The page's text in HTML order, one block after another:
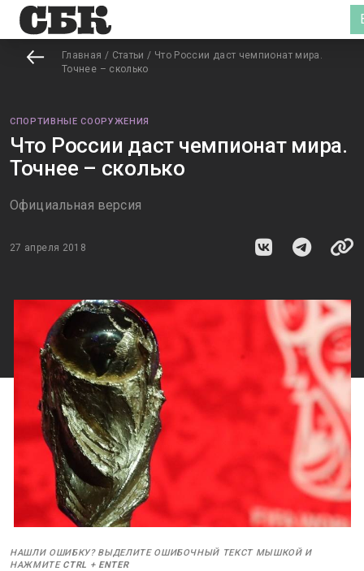
Главная / Статьи / Что России даст чемпионат мира.
Точнее – сколько
СПОРТИВНЫЕ СООРУЖЕНИЯ
Что России даст чемпионат мира.
Точнее – сколько
Официальная версия
27 апреля 2018
НАШЛИ ОШИБКУ? ВЫДЕЛИТЕ ОШИБОЧНЫЙ ТЕКСТ МЫШКОЙ И
НАЖМИТЕ CTRL + ENTER